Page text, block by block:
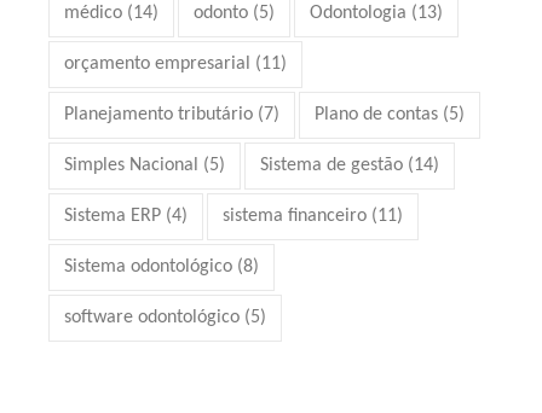
médico (14) odonto (5) Odontologia (13)
orçamento empresarial (11)
Planejamento tributário (7) Plano de contas (5)
Simples Nacional (5) Sistema de gestão (14)
Sistema ERP (4) sistema financeiro (11)
Sistema odontológico (8)
software odontológico (5)